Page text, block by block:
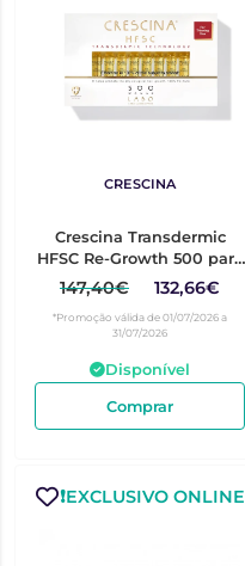
CRESCINA
Crescina Transdermic
HFSC Re-Growth 500 para
Mulher 20 ampolas
147,40€ 132,66€
*Promoção válida de 01/07/2026 a
31/07/2026
Disponível
Comprar
❗️EXCLUSIVO ONLINE